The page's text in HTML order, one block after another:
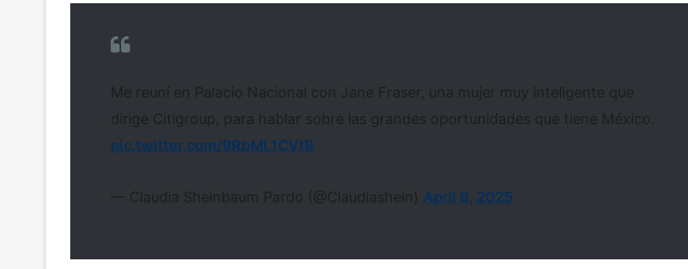
Me reuní en Palacio Nacional con Jane Fraser, una mujer muy inteligente que
dirige Citigroup, para hablar sobre las grandes oportunidades que tiene México.
pic.twitter.com/9RbML1CVtB
— Claudia Sheinbaum Pardo (@Claudiashein) April 8, 2025